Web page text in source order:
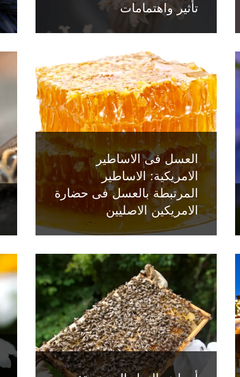
تأثير واهتمامات
العسل فى الاساطير
الامريكية: الاساطير
المرتبطة بالعسل فى حضارة
الامريكين الاصليين